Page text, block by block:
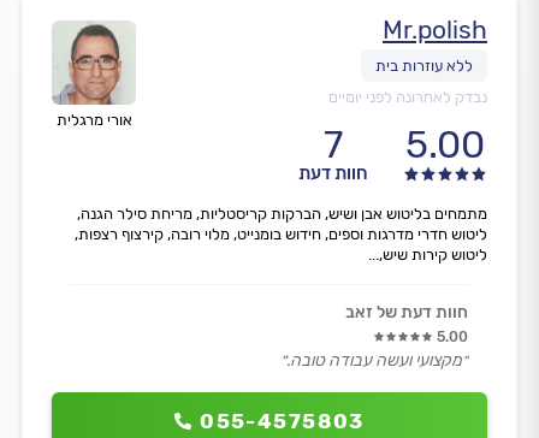
אורי מרגלית
Mr.polish
נבדק לאחרונה לפני יומיים
5.00
7
חוות דעת
055-4575803
מתמחים בליטוש אבן ושיש, הברקות קריסטליות, מריחת סילר הגנה,
ליטוש חדרי מדרגות וספים, חידוש בומנייט, מלוי רובה, קירצוף רצפות,
ליטוש קירות שיש,...
חוות דעת של זאב
5.00
״מקצועי ועשה עבודה טובה.״